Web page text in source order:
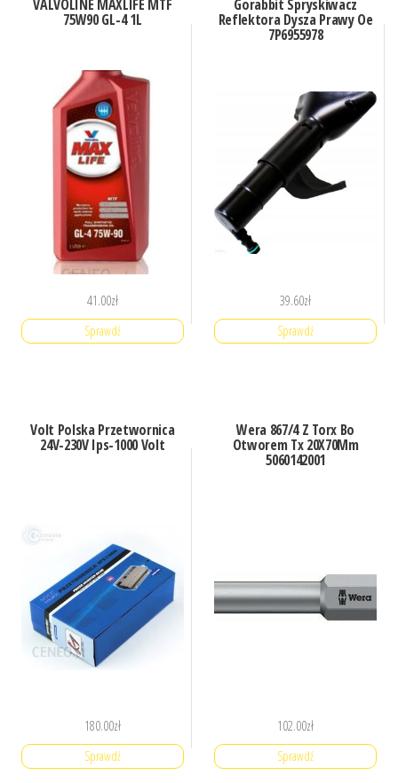
VALVOLINE MAXLIFE MTF
75W90 GL-4 1L
41.00zł
Sprawdź
Gorabbit Spryskiwacz
Reflektora Dysza Prawy Oe
7P6955978
39.60zł
Sprawdź
Volt Polska Przetwornica
24V-230V Ips-1000 Volt
180.00zł
Sprawdź
Wera 867/4 Z Torx Bo
Otworem Tx 20X70Mm
5060142001
102.00zł
Sprawdź